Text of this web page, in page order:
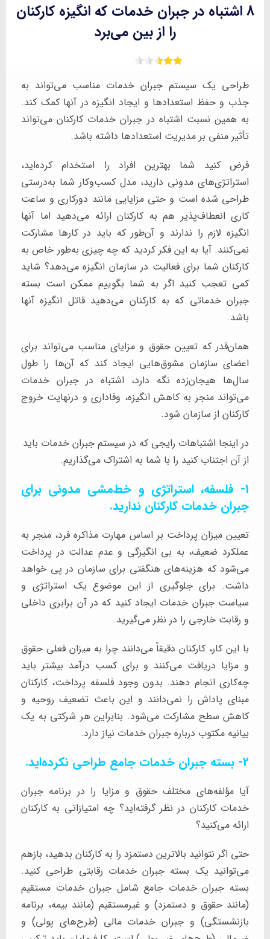
8 اشتباه در جبران خدمات که انگیزه کارکنان
را از بین می‌برد
طراحی یک سیستم جبران خدمات مناسب می‌تواند به
جذب و حفظ استعدادها و ایجاد انگیزه در آنها کمک کند.
به همین نسبت اشتباه در جبران خدمات کارکنان می‌تواند
تأثیر منفی بر مدیریت استعدادها داشته باشد.
فرض کنید شما بهترین افراد را استخدام کرده‌اید،
استراتژی‌های مدونی دارید، مدل کسب‌وکار شما به‌درستی
طراحی شده است و حتی مزایایی مانند دورکاری و ساعت
کاری انعطاف‌پذیر هم به کارکنان ارائه می‌دهید اما آنها
انگیزه لازم را ندارند و آن‌طور که باید در کارها مشارکت
نمی‌کنند. آیا به این فکر کردید که چه چیزی به‌طور خاص به
کارکنان شما برای فعالیت در سازمان انگیزه می‌دهد؟ شاید
کمی تعجب کنید اگر به شما بگوییم ممکن است بسته
جبران خدماتی که به کارکنان می‌دهید قاتل انگیزه آنها
باشد.
همان‌قدر که تعیین حقوق و مزایای مناسب می‌تواند برای
اعضای سازمان مشوق‌هایی ایجاد کند که آن‌ها را طول
سال‌ها هیجان‌زده نگه دارد، اشتباه در جبران خدمات
می‌تواند منجر به کاهش انگیزه، وفاداری و درنهایت خروج
کارکنان از سازمان شود.
در اینجا اشتباهات رایجی که در سیستم جبران خدمات باید
از آن اجتناب کنید را با شما به اشتراک می‌گذاریم.
1- فلسفه، استراتژی و خط‌مشی مدونی برای
جبران خدمات کارکنان ندارید.
تعیین میزان پرداخت بر اساس مهارت مذاکره فرد، منجر به
عملکرد ضعیف، به بی انگیزگی و عدم عدالت در پرداخت
می‌شود که هزینه‌های هنگفتی برای سازمان در پی خواهد
داشت. برای جلوگیری از این موضوع یک استراتژی و
سیاست جبران خدمات ایجاد کنید که در آن برابری داخلی
و رقابت خارجی را در نظر می‌گیرید.
با این کار، کارکنان دقیقاً می‌دانند چرا به میزان فعلی حقوق
و مزایا دریافت می‌کنند و برای کسب درآمد بیشتر باید
چه‌کاری انجام دهند. بدون وجود فلسفه پرداخت، کارکنان
مبنای پاداش را نمی‌دانند و این باعث تضعیف روحیه و
کاهش سطح مشارکت می‌شود. بنابراین هر شرکتی به یک
بیانیه مکتوب درباره جبران خدمات نیاز دارد.
2- بسته جبران خدمات جامع طراحی نکرده‌اید.
آیا مؤلفه‌های مختلف حقوق و مزایا را در برنامه جبران
خدمات کارکنان در نظر گرفته‌اید؟ چه امتیازاتی به کارکنان
ارائه می‌کنید؟
حتی اگر نتوانید بالاترین دستمزد را به کارکنان بدهید، بازهم
می‌توانید یک بسته جبران خدمات رقابتی طراحی کنید.
بسته جبران خدمات جامع شامل جبران خدمات مستقیم
(مانند حقوق و دستمزد) و غیرمستقیم (مانند بیمه، برنامه
بازنشستگی) و جبران خدمات مالی (طرح‌های پولی) و